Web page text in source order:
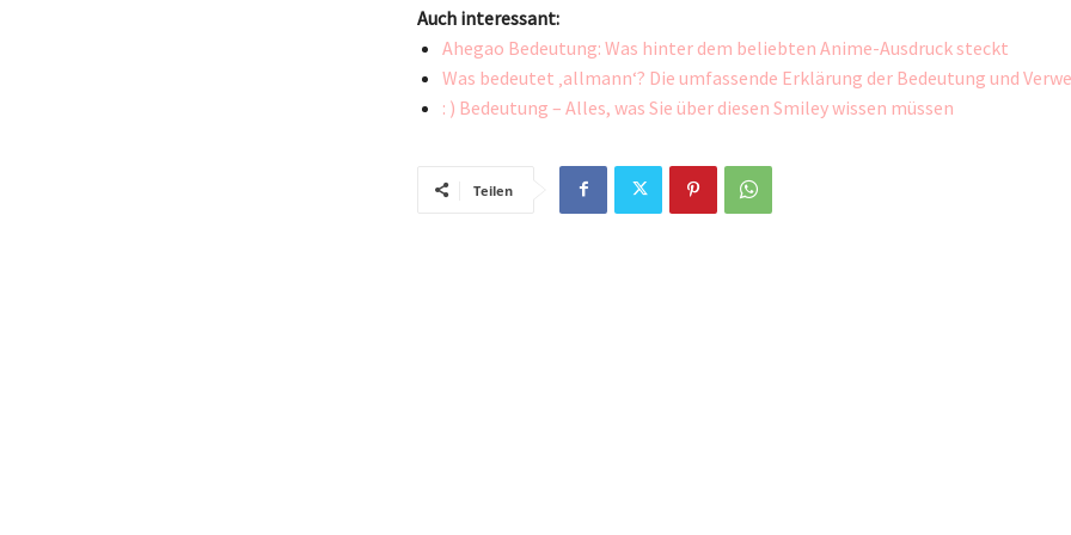
Auch interessant:
Ahegao Bedeutung: Was hinter dem beliebten Anime-Ausdruck steckt
Was bedeutet ‚allmann‘? Die umfassende Erklärung der Bedeutung und
: ) Bedeutung – Alles, was Sie über diesen Smiley wissen müssen
Teilen